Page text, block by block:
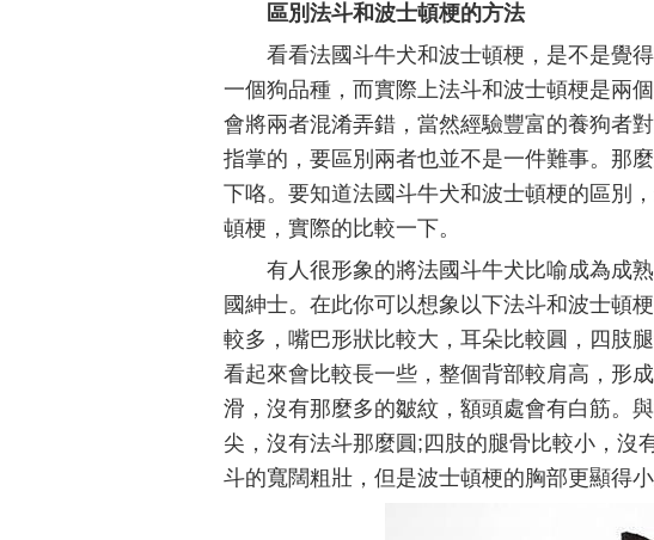
區別法斗和波士頓梗的方法
看看法國斗牛犬和波士頓梗，是不是覺
一個狗品種，而實際上法斗和波士頓梗是兩
會將兩者混淆弄錯，當然經驗豐富的養狗者
指掌的，要區別兩者也並不是一件難事。那
下咯。要知道法國斗牛犬和波士頓梗的區別
頓梗，實際的比較一下。
有人很形象的將法國斗牛犬比喻成為成
國紳士。在此你可以想象以下法斗和波士頓
較多，嘴巴形狀比較大，耳朵比較圓，四肢
看起來會比較長一些，整個背部較肩高，形
滑，沒有那麼多的皺紋，額頭處會有白筋。
尖，沒有法斗那麼圓;四肢的腿骨比較小，沒
斗的寬闊粗壯，但是波士頓梗的胸部更顯得